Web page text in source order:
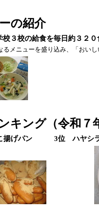
の紹介
３校の給食を毎日約３２０
メニューを盛り込み、「おいし
キング（令和７
揚げパン 3位 ハヤシ